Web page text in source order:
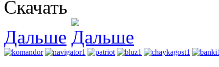
Дальше